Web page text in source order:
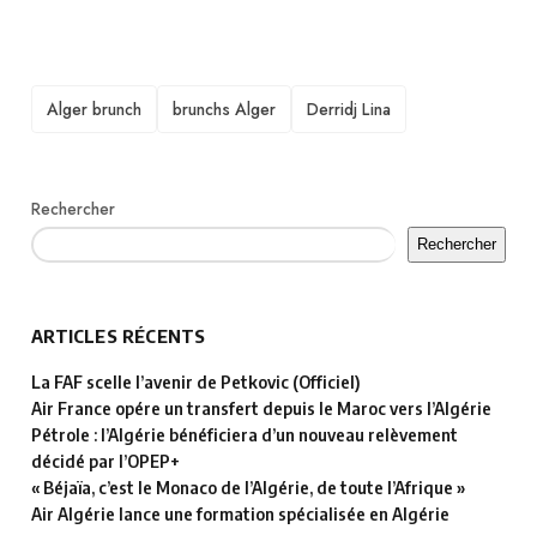
TAGS
Alger brunch brunchs Alger Derridj Lina
Rechercher
Rechercher
ARTICLES RÉCENTS
La FAF scelle l’avenir de Petkovic (Officiel)
Air France opére un transfert depuis le Maroc vers l’Algérie
Pétrole : l’Algérie bénéficiera d’un nouveau relèvement
décidé par l’OPEP+
« Béjaïa, c’est le Monaco de l’Algérie, de toute l’Afrique »
Air Algérie lance une formation spécialisée en Algérie